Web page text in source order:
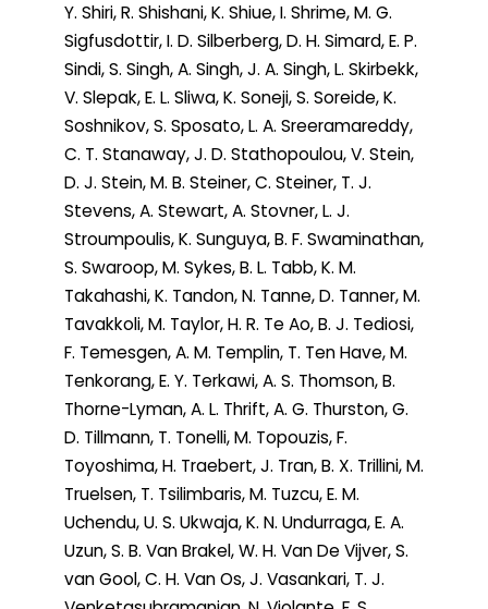
Y. Shiri, R. Shishani, K. Shiue, I. Shrime, M. G.
Sigfusdottir, I. D. Silberberg, D. H. Simard, E. P.
Sindi, S. Singh, A. Singh, J. A. Singh, L. Skirbekk,
V. Slepak, E. L. Sliwa, K. Soneji, S. Soreide, K.
Soshnikov, S. Sposato, L. A. Sreeramareddy,
C. T. Stanaway, J. D. Stathopoulou, V. Stein,
D. J. Stein, M. B. Steiner, C. Steiner, T. J.
Stevens, A. Stewart, A. Stovner, L. J.
Stroumpoulis, K. Sunguya, B. F. Swaminathan,
S. Swaroop, M. Sykes, B. L. Tabb, K. M.
Takahashi, K. Tandon, N. Tanne, D. Tanner, M.
Tavakkoli, M. Taylor, H. R. Te Ao, B. J. Tediosi,
F. Temesgen, A. M. Templin, T. Ten Have, M.
Tenkorang, E. Y. Terkawi, A. S. Thomson, B.
Thorne-Lyman, A. L. Thrift, A. G. Thurston, G.
D. Tillmann, T. Tonelli, M. Topouzis, F.
Toyoshima, H. Traebert, J. Tran, B. X. Trillini, M.
Truelsen, T. Tsilimbaris, M. Tuzcu, E. M.
Uchendu, U. S. Ukwaja, K. N. Undurraga, E. A.
Uzun, S. B. Van Brakel, W. H. Van De Vijver, S.
van Gool, C. H. Van Os, J. Vasankari, T. J.